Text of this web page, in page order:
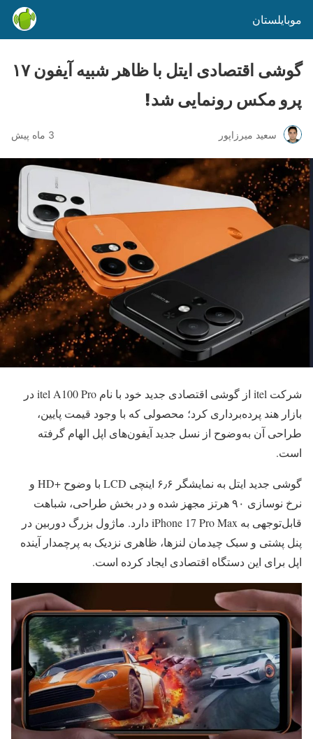
موبایلستان
گوشی اقتصادی ایتل با ظاهر شبیه آیفون ۱۷
پرو مکس رونمایی شد!
سعید میرزاپور 3 ماه پیش
شرکت itel
از گوشی اقتصادی جدید خود با نام itel A100 Pro در
بازار هند پرده‌برداری کرد؛ محصولی که با وجود قیمت پایین،
طراحی آن به‌وضوح از نسل جدید آیفون‌های اپل الهام گرفته
است.
گوشی جدید ایتل به نمایشگر ۶٫۶ اینچی LCD با وضوح +HD و
نرخ نوسازی ۹۰ هرتز مجهز شده و در بخش طراحی، شباهت
قابل‌توجهی به iPhone 17 Pro Max دارد. ماژول بزرگ دوربین در
پنل پشتی و سبک چیدمان لنزها، ظاهری نزدیک به پرچمدار آینده
اپل برای این دستگاه اقتصادی ایجاد کرده است.